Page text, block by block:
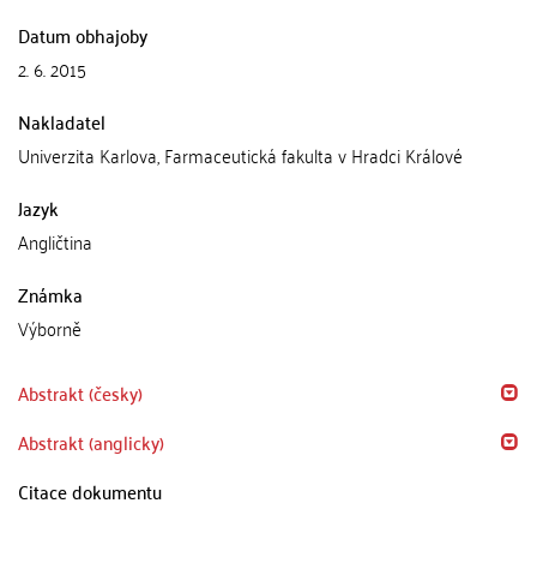
Datum obhajoby
2. 6. 2015
Nakladatel
Univerzita Karlova, Farmaceutická fakulta v Hradci Králové
Jazyk
Angličtina
Známka
Výborně
Abstrakt (česky)
Abstrakt (anglicky)
Citace dokumentu